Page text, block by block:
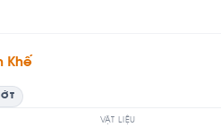
Khế
VẬT LIỆU